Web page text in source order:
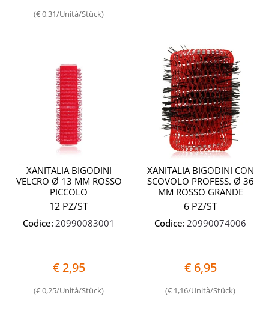
(€ 0,31/Unità/Stück)
XANITALIA BIGODINI
VELCRO Ø 13 MM ROSSO
PICCOLO
12 PZ/ST
Codice: 20990083001
€ 2,95
(€ 0,25/Unità/Stück)
XANITALIA BIGODINI CON
SCOVOLO PROFESS. Ø 36
MM ROSSO GRANDE
6 PZ/ST
Codice: 20990074006
€ 6,95
(€ 1,16/Unità/Stück)